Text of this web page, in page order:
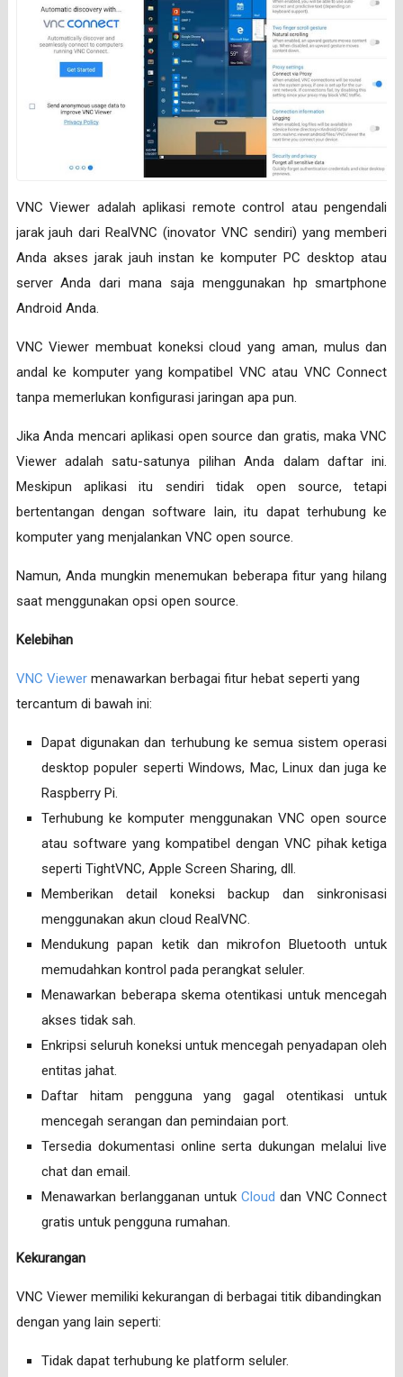
VNC Viewer adalah aplikasi remote control atau pengendali
jarak jauh dari RealVNC (inovator VNC sendiri) yang memberi
Anda akses jarak jauh instan ke komputer PC desktop atau
server Anda dari mana saja menggunakan hp smartphone
Android Anda.
VNC Viewer membuat koneksi cloud yang aman, mulus dan
andal ke komputer yang kompatibel VNC atau VNC Connect
tanpa memerlukan konfigurasi jaringan apa pun.
Jika Anda mencari aplikasi open source dan gratis, maka VNC
Viewer adalah satu-satunya pilihan Anda dalam daftar ini.
Meskipun aplikasi itu sendiri tidak open source, tetapi
bertentangan dengan software lain, itu dapat terhubung ke
komputer yang menjalankan VNC open source.
Namun, Anda mungkin menemukan beberapa fitur yang hilang
saat menggunakan opsi open source.
Kelebihan
VNC Viewermenawarkan berbagai fitur hebat seperti yang
tercantum di bawah ini:
Dapat digunakan dan terhubung ke semua sistem operasi
desktop populer seperti Windows, Mac, Linux dan juga ke
Raspberry Pi.
Terhubung ke komputer menggunakan VNC open source
atau software yang kompatibel dengan VNC pihak ketiga
seperti TightVNC, Apple Screen Sharing, dll.
Memberikan detail koneksi backup dan sinkronisasi
menggunakan akun cloud RealVNC.
Mendukung papan ketik dan mikrofon Bluetooth untuk
memudahkan kontrol pada perangkat seluler.
Menawarkan beberapa skema otentikasi untuk mencegah
akses tidak sah.
Enkripsi seluruh koneksi untuk mencegah penyadapan oleh
entitas jahat.
Daftar hitam pengguna yang gagal otentikasi untuk
mencegah serangan dan pemindaian port.
Tersedia dokumentasi online serta dukungan melalui live
chat dan email.
Menawarkan berlangganan untuk Cloud dan VNC Connect
gratis untuk pengguna rumahan.
Kekurangan
VNC Viewer memiliki kekurangan di berbagai titik dibandingkan
dengan yang lain seperti:
Tidak dapat terhubung ke platform seluler.